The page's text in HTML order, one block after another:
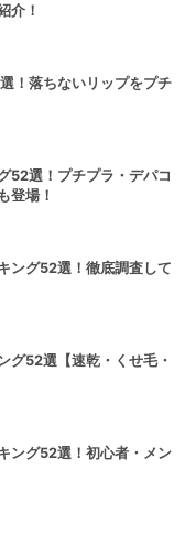
介！
！落ちないリップをプチ
52選！プチプラ・デパコ
登場！
ング52選！徹底調査して
グ52選【速乾・くせ毛・
ング52選！初心者・メン